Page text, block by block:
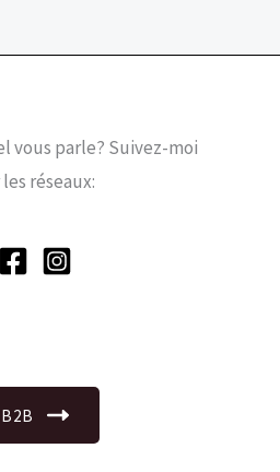
vous parle? Suivez-moi
réseaux:
B2B